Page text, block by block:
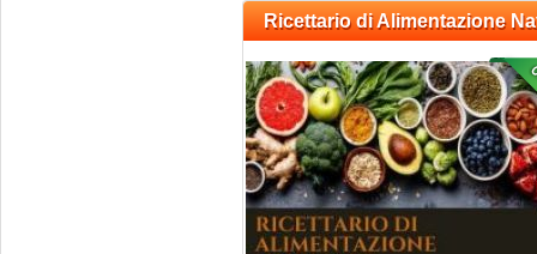
Ricettario di Alimentazione